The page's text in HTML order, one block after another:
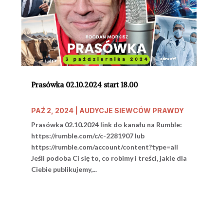
Prasówka 02.10.2024 start 18.00
PAŹ 2, 2024| AUDYCJE SIEWCÓW PRAWDY
Prasówka 02.10.2024 link do kanału na Rumble:
https://rumble.com/c/c-2281907 lub
https://rumble.com/account/content?type=all
Jeśli podoba Ci się to, co robimy i treści, jakie dla
Ciebie publikujemy,...